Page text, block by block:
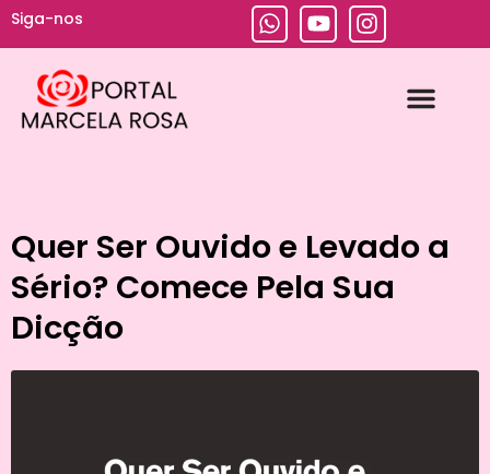
Siga-nos
Quer Ser Ouvido e Levado a
Sério? Comece Pela Sua
Dicção